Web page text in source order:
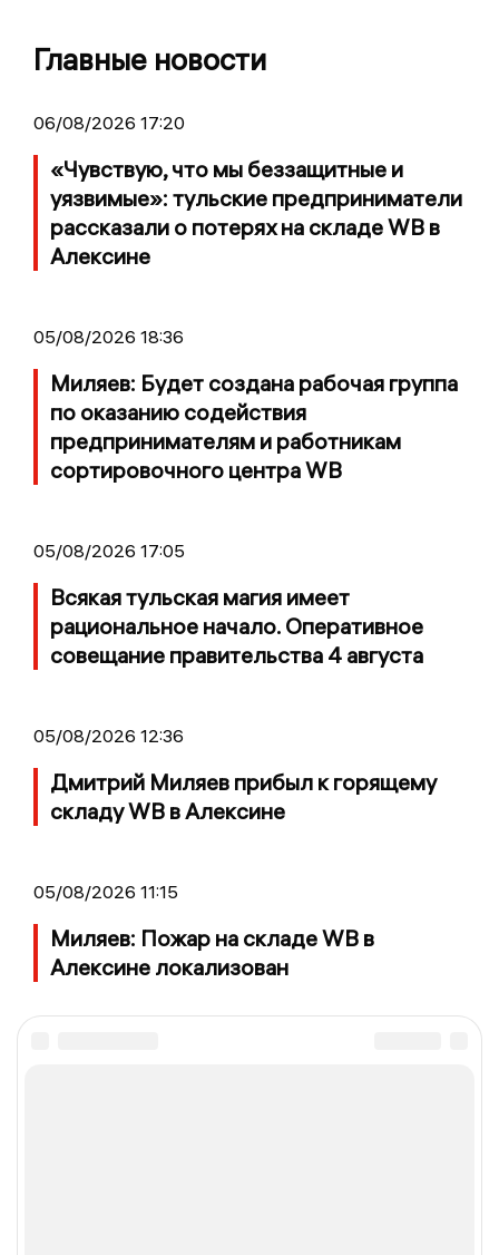
Главные новости
06/08/2026 17:20
«Чувствую, что мы беззащитные и
уязвимые»: тульские предприниматели
рассказали о потерях на складе WB в
Алексине
05/08/2026 18:36
Миляев: Будет создана рабочая группа
по оказанию содействия
предпринимателям и работникам
сортировочного центра WB
05/08/2026 17:05
Всякая тульская магия имеет
рациональное начало. Оперативное
совещание правительства 4 августа
05/08/2026 12:36
Дмитрий Миляев прибыл к горящему
складу WB в Алексине
05/08/2026 11:15
Миляев: Пожар на складе WB в
Алексине локализован